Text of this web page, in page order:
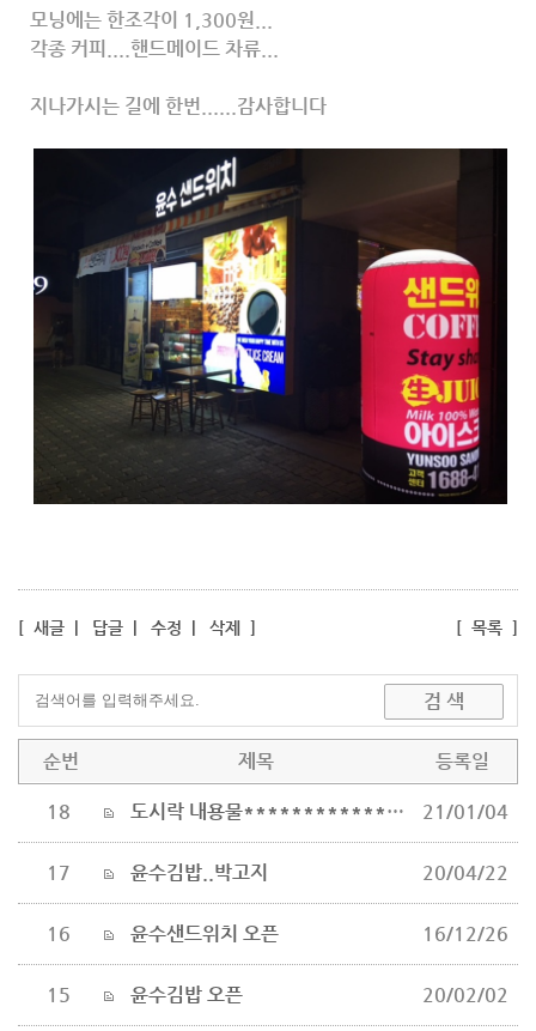
모닝에는 한조각이 1,300원...
각종 커피....핸드메이드 차류...
지나가시는 길에 한번......감사합니다
[ 새글| 답글| 수정 삭제 ] [ 목록]
순번 제목 등록일
18 도시락 내용물**************************** 21/01/04
17 윤수김밥..박고지 20/04/22
16 윤수샌드위치 오픈 16/12/26
15 윤수김밥 오픈 20/02/02